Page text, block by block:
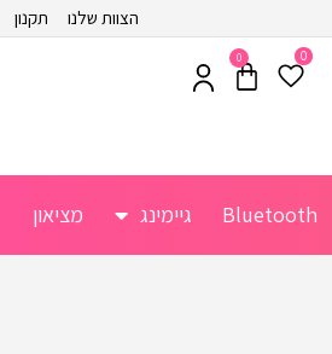
הצוות שלנו תקנון
0
0
Bluetooth גיימינג מציאון